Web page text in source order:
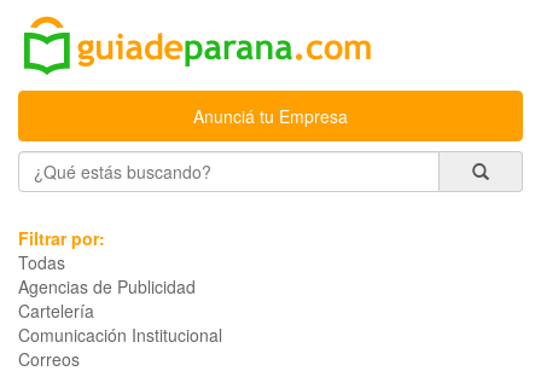
Anunciá tu Empresa
Filtrar por:
Todas
Agencias de Publicidad
Cartelería
Comunicación Institucional
Correos